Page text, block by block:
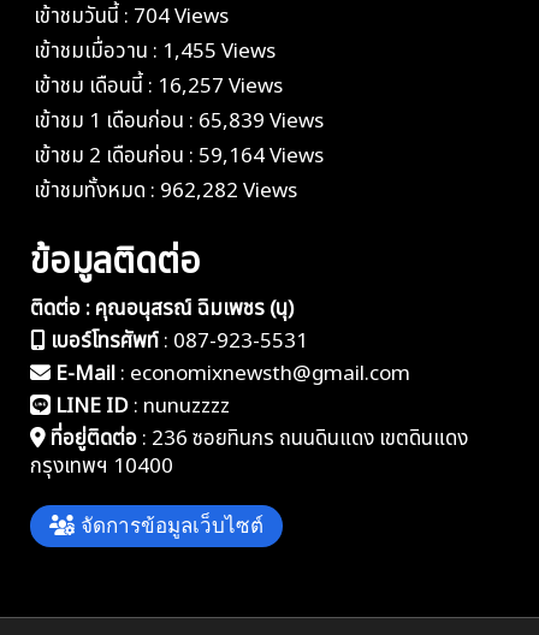
เข้าชมวันนี้ : 704 Views
เข้าชมเมื่อวาน : 1,455 Views
เข้าชม เดือนนี้ : 16,257 Views
เข้าชม 1 เดือนก่อน : 65,839 Views
เข้าชม 2 เดือนก่อน : 59,164 Views
เข้าชมทั้งหมด : 962,282 Views
ข้อมูลติดต่อ
ติดต่อ : คุณอนุสรณ์ ฉิมเพชร (นุ)
เบอร์โทรศัพท์: 087-923-5531
E-Mail: economixnewsth@gmail.com
LINE ID: nunuzzzz
ที่อยู่ติดต่อ: 236 ซอยทินกร ถนนดินแดง เขตดินแดง
กรุงเทพฯ 10400
จัดการข้อมูลเว็บไซต์